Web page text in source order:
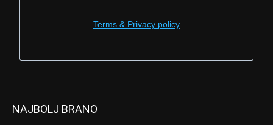
Terms & Privacy policy
NAJBOLJ BRANO